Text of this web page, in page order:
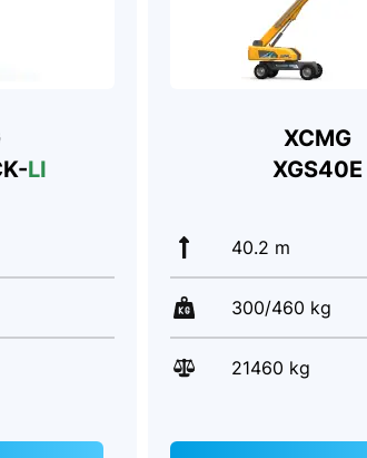
LI
XCMG
XGS40E
40.2 m
300/460 kg
21460 kg